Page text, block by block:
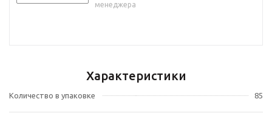
менеджера
Характеристики
Количество в упаковке 85